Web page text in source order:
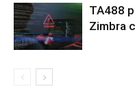
TA488
Zimbra